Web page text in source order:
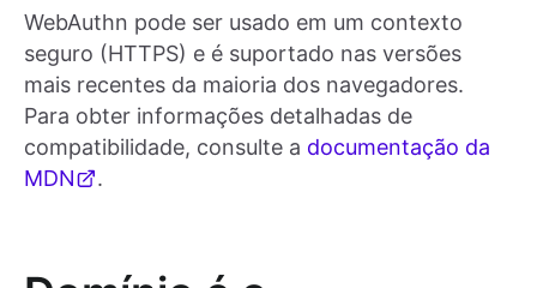
WebAuthn pode ser usado em um contexto
seguro (HTTPS) e é suportado nas versões
mais recentes da maioria dos navegadores.
Para obter informações detalhadas de
compatibilidade, consulte a documentação da
MDN
.